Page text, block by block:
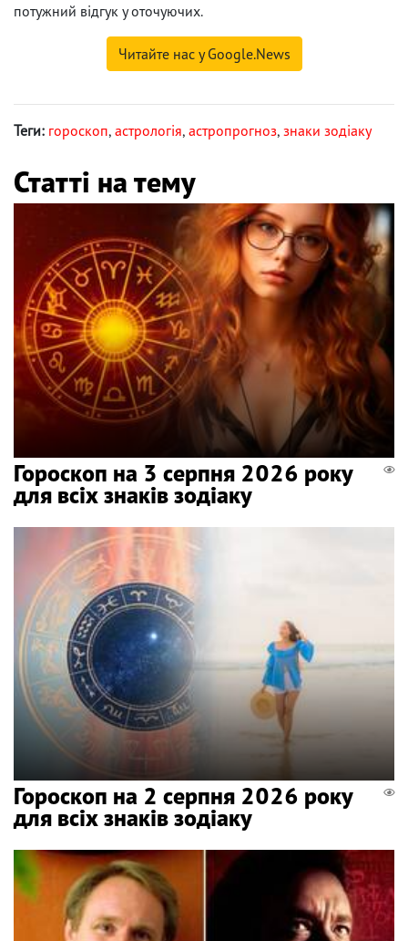
потужний відгук у оточуючих.
Читайте нас у Google.News
Теги: гороскоп, астрологія, астропрогноз, знаки зодіаку
Статті на тему
Гороскоп на 3 серпня 2026 року
для всіх знаків зодіаку
Гороскоп на 2 серпня 2026 року
для всіх знаків зодіаку